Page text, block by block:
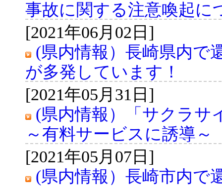
事故に関する注意喚起に
[2021年06月02日]
(県内情報）長崎県内で
が多発しています！
[2021年05月31日]
(県内情報）「サクラサ
～有料サービスに誘導～
[2021年05月07日]
(県内情報）長崎市内で